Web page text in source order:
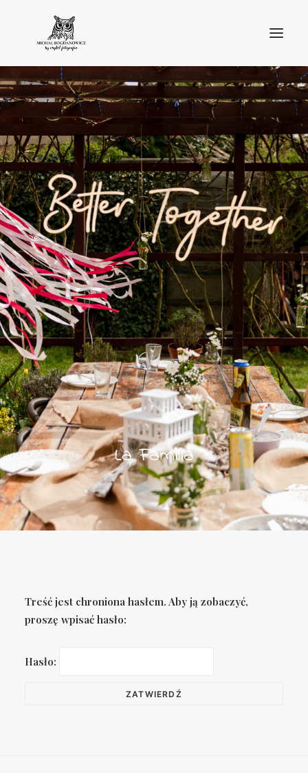
O MNIE
PORTFOLIO
STREFA KLIENTA
OFERTA
KONTAKT
La Familia
Treść jest chroniona hasłem. Aby ją zobaczyć,
proszę wpisać hasło:
Hasło: